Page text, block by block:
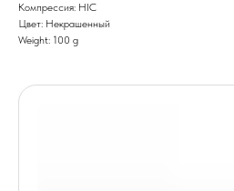
Компрессия: HIC
Цвет: Некрашенный
Weight: 100 g